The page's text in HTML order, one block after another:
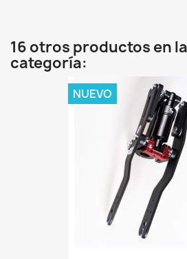
16 otros productos en
categoría:
NUEVO